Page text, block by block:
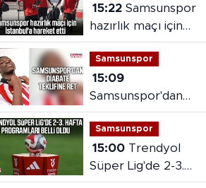
15:22 Samsunspor
hazırlık maçı için
İstanbul'a hareket
etti
Samsunspor
15:09
Samsunspor'dan
Diabate teklifine ret
Samsunspor
15:00
Süper Lig'de 2-3.
hafta programları